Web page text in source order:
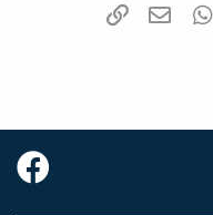
WhatsAppדואר אלקטרוני